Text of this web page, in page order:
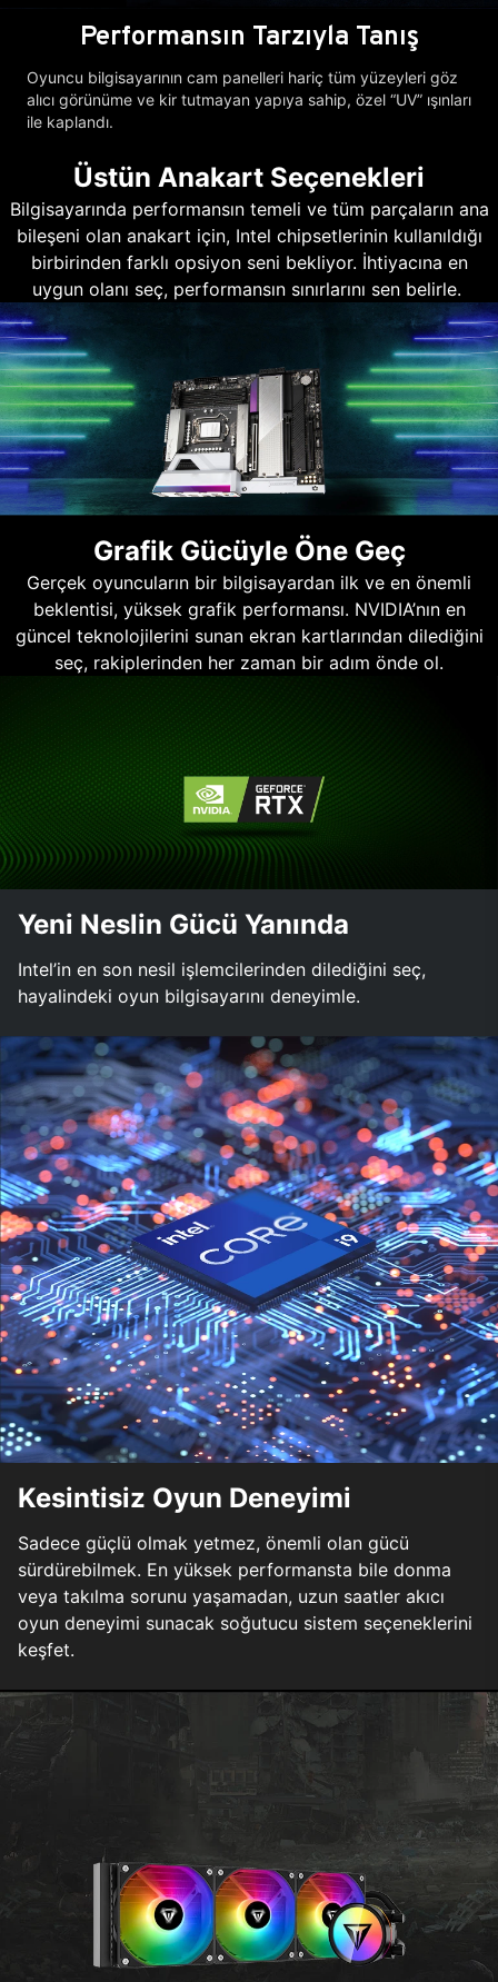
Performansın Tarzıyla Tanış
Oyuncu bilgisayarının cam panelleri hariç tüm yüzeyleri göz
alıcı görünüme ve kir tutmayan yapıya sahip, özel “UV” ışınları
ile kaplandı.
Üstün Anakart Seçenekleri
Bilgisayarında performansın temeli ve tüm parçaların ana
bileşeni olan anakart için, Intel chipsetlerinin kullanıldığı
birbirinden farklı opsiyon seni bekliyor. İhtiyacına en
uygun olanı seç, performansın sınırlarını sen belirle.
Grafik Gücüyle Öne Geç
Gerçek oyuncuların bir bilgisayardan ilk ve en önemli
beklentisi, yüksek grafik performansı. NVIDIA’nın en
güncel teknolojilerini sunan ekran kartlarından dilediğini
seç, rakiplerinden her zaman bir adım önde ol.
Yeni Neslin Gücü Yanında
Intel’in en son nesil işlemcilerinden dilediğini seç,
hayalindeki oyun bilgisayarını deneyimle.
Kesintisiz Oyun Deneyimi
Sadece güçlü olmak yetmez, önemli olan gücü
sürdürebilmek. En yüksek performansta bile donma
veya takılma sorunu yaşamadan, uzun saatler akıcı
oyun deneyimi sunacak soğutucu sistem seçeneklerini
keşfet.